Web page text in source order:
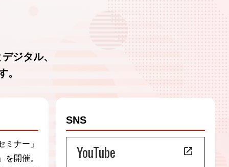
ジタル、
。
ミナー」
を開催。
SNS
YouTube